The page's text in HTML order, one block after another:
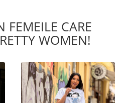
FEMEILE CARE
WOMEN!